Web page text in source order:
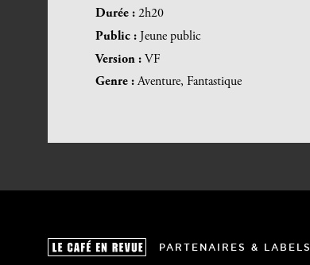
Durée : 2h20
Public : Jeune public
Version : VF
Genre :Aventure, Fantastique
PARTENAIRES & LABELS